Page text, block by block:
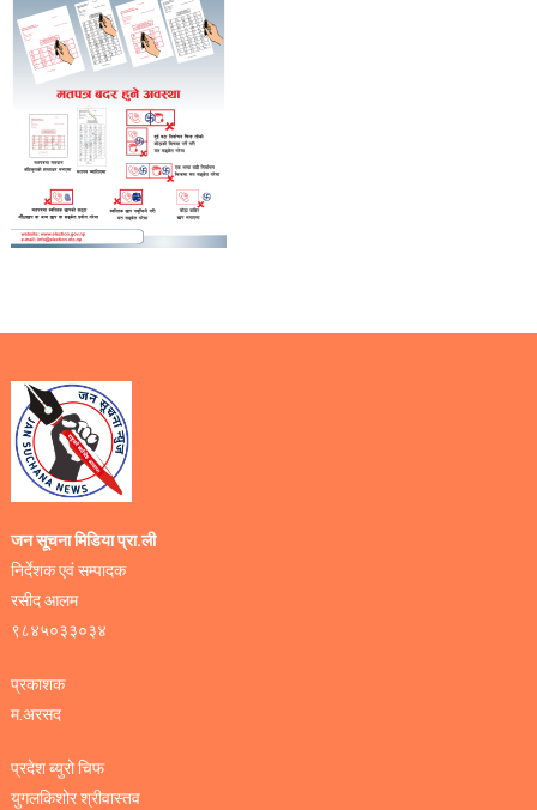
जन सूचना मिडिया प्रा.ली
निर्देशक एवं सम्पादक
रसीद आलम
९८४५०३३०३४
प्रकाशक
म.अरसद
प्रदेश ब्युरो चिफ
युगलकिशोर श्रीवास्तव